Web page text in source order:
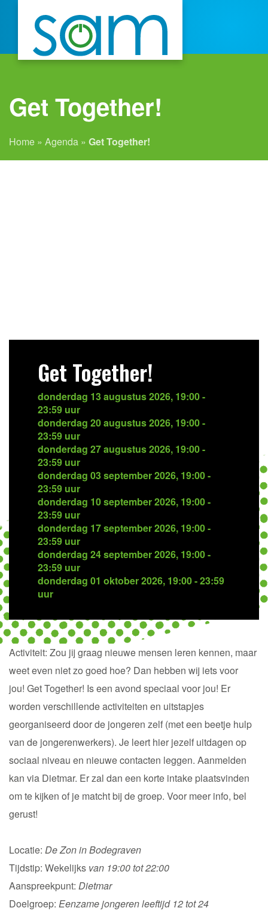
Get Together!
Home » Agenda » Get Together!
Get Together!
donderdag 13 augustus 2026, 19:00 -
23:59 uur
donderdag 20 augustus 2026, 19:00 -
23:59 uur
donderdag 27 augustus 2026, 19:00 -
23:59 uur
donderdag 03 september 2026, 19:00 -
23:59 uur
donderdag 10 september 2026, 19:00 -
23:59 uur
donderdag 17 september 2026, 19:00 -
23:59 uur
donderdag 24 september 2026, 19:00 -
23:59 uur
donderdag 01 oktober 2026, 19:00 - 23:59
uur
Activiteit: Zou jij graag nieuwe mensen leren kennen, maar
weet even niet zo goed hoe? Dan hebben wij iets voor
jou! GetTogether! Is een avond speciaal voor jou! Er
worden verschillende activiteiten en uitstapjes
georganiseerd door de jongeren zelf (met een beetje hulp
van de jongerenwerkers). Je leert hier jezelf uitdagen op
sociaal niveau en nieuwe contacten leggen. Aanmelden
kan via Dietmar. Er zal dan een korte intake plaatsvinden
om te kijken of je matcht bij de groep. Voor meer info, bel
gerust!
Locatie: De Zon in Bodegraven
Tijdstip: Wekelijks van 19:00 tot 22:00
Aanspreekpunt: Dietmar
Doelgroep: Eenzame jongeren leeftijd 12 tot 24